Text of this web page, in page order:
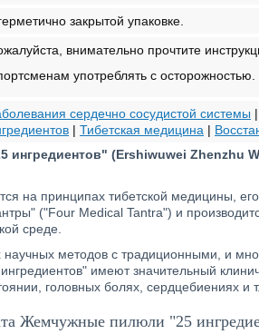
закрытой упаковке.
внимательно прочтите
употреблять с осторожностью.
сердечно сосудистой системы |
| Тибетская медицина |
(Ershiwuwei Zhenzhu
на принципах тибетской медицины,
("Four Medical Tantra") и
среде.
методов с традиционными, и
имеют значительный
головных болях, сердцебиениях и
Жемчужные пилюли "25